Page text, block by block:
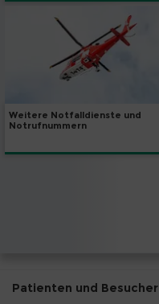
Weitere Notfalldienste und
Notrufnummern
Patienten und Besucher